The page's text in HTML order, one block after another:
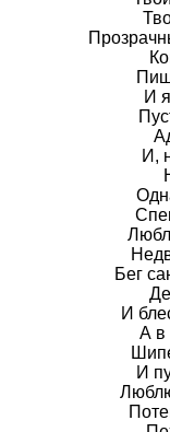
И
И,
Бег
И
А в
И